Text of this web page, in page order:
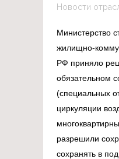
Новости
Министерство
жилищно-
РФ приняло
обязательном
(специальных
циркуляции
разрешили
сохранять в